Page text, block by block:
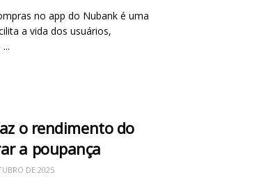
no app do Nubank é uma
a vida dos usuários,
o rendimento do
a poupança
DE 2025